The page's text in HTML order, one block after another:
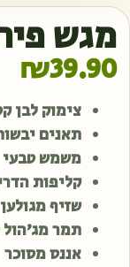
מגש
₪39.90
צימוק לבן
תאנים
משמש טבעי
קליפות
שזיף מגולען
תמר מג׳הול
אננס מסוכר